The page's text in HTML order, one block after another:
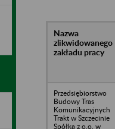
Nazwa
zlikwidowanego
zakładu pracy
Przedsiębiorstwo
Budowy Tras
Komunikacyjnych
Trakt w Szczecinie
Spółka z o.o. w